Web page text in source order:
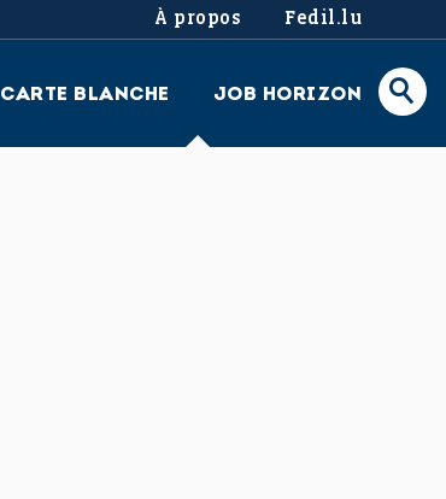
À propos Fedil.lu
CARTE BLANCHE JOB HORIZON